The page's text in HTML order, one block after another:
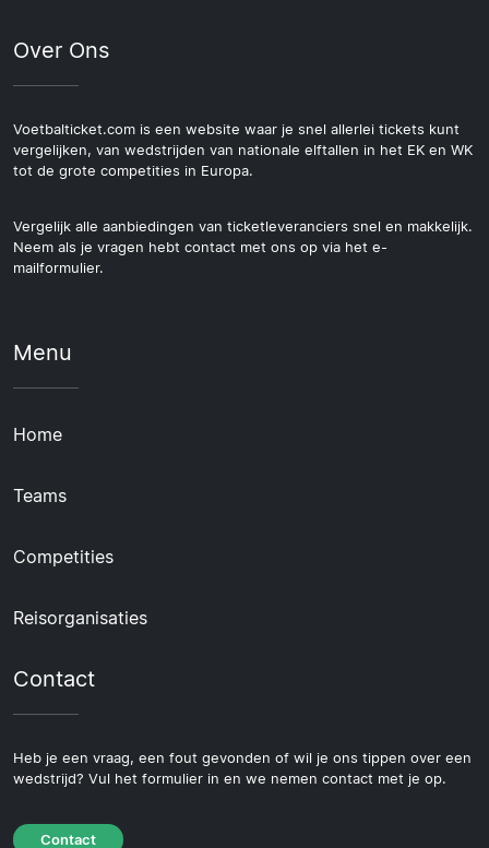
Over Ons
Voetbalticket.com is een website waar je snel allerlei tickets kunt
vergelijken, van wedstrijden van nationale elftallen in het EK en WK
tot de grote competities in Europa.
Vergelijk alle aanbiedingen van ticketleveranciers snel en makkelijk.
Neem als je vragen hebt contact met ons op via het e-
mailformulier.
Menu
Home
Teams
Competities
Reisorganisaties
Contact
Heb je een vraag, een fout gevonden of wil je ons tippen over een
wedstrijd? Vul het formulier in en we nemen contact met je op.
Contact